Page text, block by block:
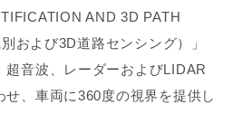
AND 3D PATH
および3D道路センシング）」
超音波、レーダーおよびLIDAR
せ、車両に360度の視界を提供し